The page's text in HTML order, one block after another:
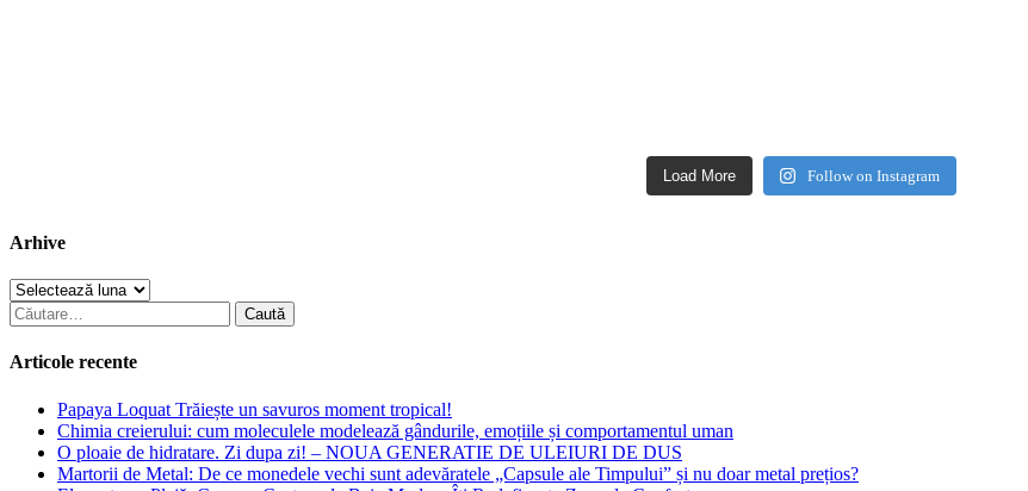
Load More Follow on Instagram
Arhive
Arhive
Caută
după:
Articole recente
Papaya Loquat Trăiește un savuros moment tropical!
Chimia creierului: cum moleculele modelează gândurile, emoțiile și comportamentul uman
O ploaie de hidratare. Zi dupa zi! – NOUA GENERATIE DE ULEIURI DE DUS
Martorii de Metal: De ce monedele vechi sunt adevăratele „Capsule ale Timpului” și nu doar metal prețios?